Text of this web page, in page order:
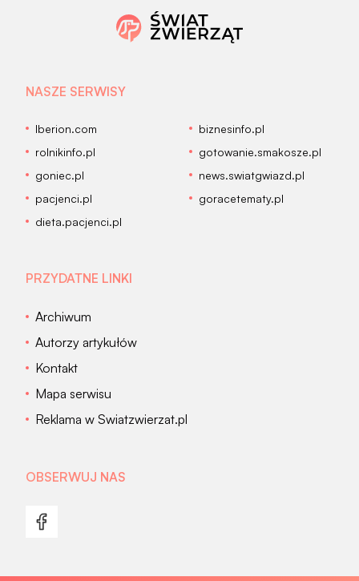
NASZE SERWISY
Iberion.com
biznesinfo.pl
rolnikinfo.pl
gotowanie.smakosze.pl
goniec.pl
news.swiatgwiazd.pl
pacjenci.pl
goracetematy.pl
dieta.pacjenci.pl
PRZYDATNE LINKI
Archiwum
Autorzy artykułów
Kontakt
Mapa serwisu
Reklama w Swiatzwierzat.pl
OBSERWUJ NAS